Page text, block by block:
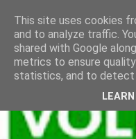
This site uses cookies
and to analyze traffic.
shared with Google
metrics to ensure
statistics, and to detect